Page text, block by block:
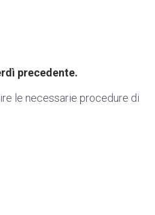
precedente.
le necessarie procedure di